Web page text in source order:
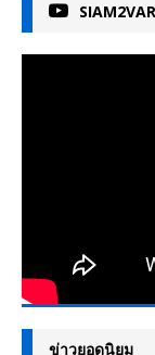
ข่าวยอดนิยม